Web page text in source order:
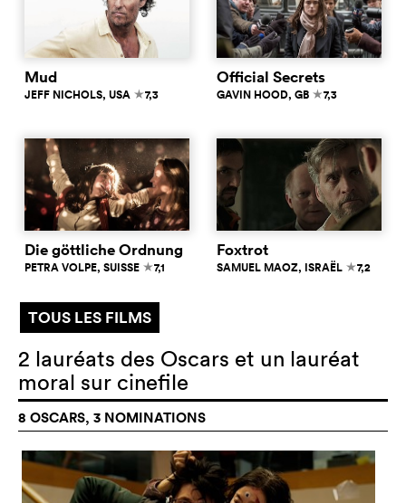
Mud
JEFF NICHOLS, USA c7,3
Official Secrets
GAVIN HOOD, GB c7,3
Die göttliche Ordnung
PETRA VOLPE, SUISSE c7,1
Foxtrot
SAMUEL MAOZ, ISRAËL c7,2
TOUS LES FILMS
2 lauréats des Oscars et un lauréat
moral sur cinefile
8 OSCARS, 3 NOMINATIONS